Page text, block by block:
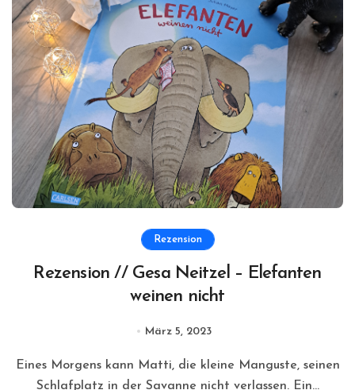
Rezension
Rezension // Gesa Neitzel – Elefanten
weinen nicht
März 5, 2023
Eines Morgens kann Matti, die kleine Manguste, seinen
Schlafplatz in der Savanne nicht verlassen. Ein...